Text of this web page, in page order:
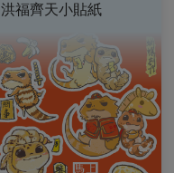
洪福齊天小貼紙